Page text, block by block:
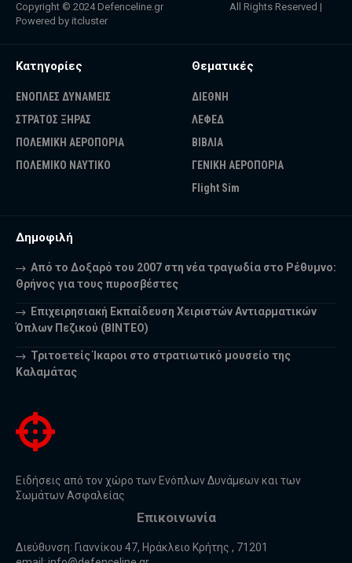
Copyright © 2024 Defenceline.gr All Rights Reserved |
Powered by itcluster
Κατηγορίες
ΕΝΟΠΛΕΣ ΔΥΝΑΜΕΙΣ
ΣΤΡΑΤΟΣ ΞΗΡΑΣ
ΠΟΛΕΜΙΚΗ ΑΕΡΟΠΟΡΙΑ
ΠΟΛΕΜΙΚΟ ΝΑΥΤΙΚΟ
Θεματικές
ΔΙΕΘΝΗ
ΛΕΦΕΔ
ΒΙΒΛΙΑ
ΓΕΝΙΚΗ ΑΕΡΟΠΟΡΙΑ
Flight Sim
Δημοφιλή
Από το Δοξαρό του 2007 στη νέα τραγωδία στο Ρέθυμνο:
Θρήνος για τους πυροσβέστες
Επιχειρησιακή Εκπαίδευση Χειριστών Αντιαρματικών
Όπλων Πεζικού (ΒΙΝΤΕΟ)
Τριτοετείς Ίκαροι στο στρατιωτικό μουσείο της
Καλαμάτας
Ειδήσεις από τον χώρο των Ενόπλων Δυνάμεων και των
Σωμάτων Ασφαλείας
Επικοινωνία
Διεύθυνση: Γιαννίκου 47, Ηράκλειο Κρήτης , 71201